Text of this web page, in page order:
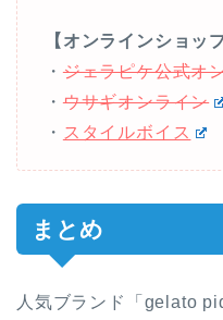
【オンラインショップ
・ジェラピケ公式オ
・ウサギオンライン
・ スタイルボイス
まとめ
人気ブランド「gelato